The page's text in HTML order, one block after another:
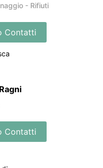
- Rifiuti
Contatti
Contatti